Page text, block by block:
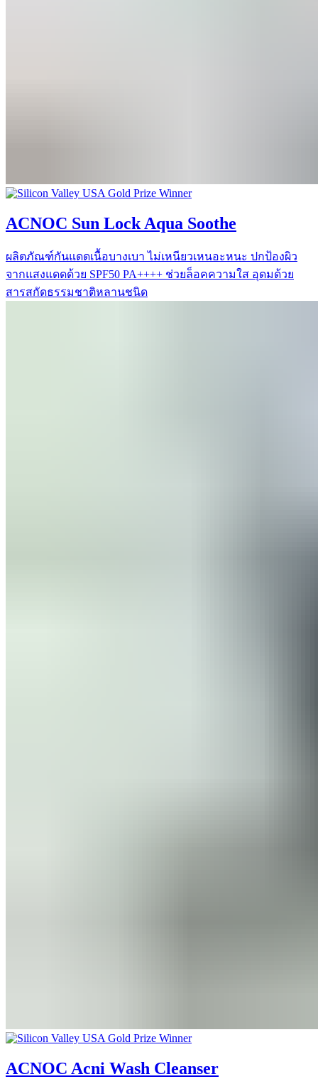
ACNOC Sun Lock Aqua Soothe
ผลิตภัณฑ์กันแดดเนื้อบางเบา ไม่เหนียวเหนอะหนะ ปกป้องผิว
จากแสงแดดด้วย SPF50 PA++++ ช่วยล็อคความใส อุดมด้วย
สารสกัดธรรมชาติหลานชนิด
ACNOC Acni Wash Cleanser